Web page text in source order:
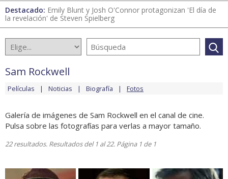
Destacado: Emily Blunt y Josh O'Connor protagonizan 'El día de
la revelación' de Steven Spielberg
Sam Rockwell
Películas Noticias Biografía Fotos
Galería de imágenes de Sam Rockwell en el canal de cine.
Pulsa sobre las fotografías para verlas a mayor tamaño.
22 resultados. Resultados del 1 al 22. Página 1 de 1